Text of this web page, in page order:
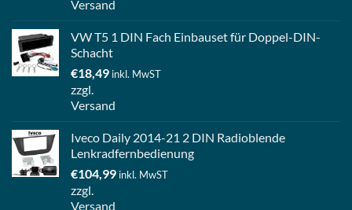
Versand
VW T5 1 DIN Fach Einbauset für Doppel-DIN-
Schacht
€18,49 inkl. MwST
zzgl.
Versand
Iveco Daily 2014-21 2 DIN Radioblende
Lenkradfernbedienung
€104,99 inkl. MwST
zzgl.
Versand